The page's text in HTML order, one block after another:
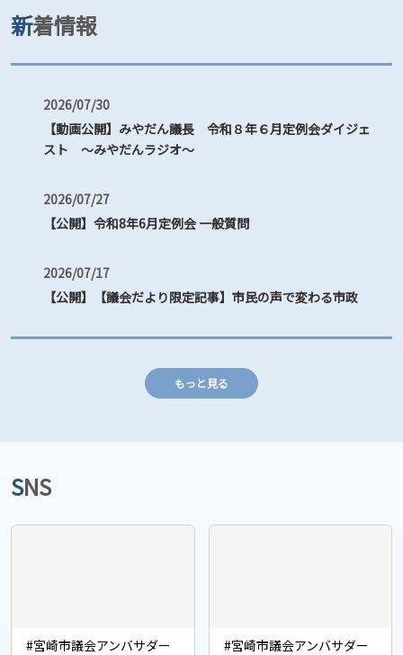
新着情報
2026/07/30
【動画公開】みやだん議長 令和８年６月定例会ダイジェ
スト 〜みやだんラジオ〜
2026/07/27
【公開】令和8年6月定例会 一般質問
2026/07/17
【公開】【議会だより限定記事】市民の声で変わる市政
もっと見る
SNS
#宮崎市議会アンバサダー #宮崎市議会アンバサダー